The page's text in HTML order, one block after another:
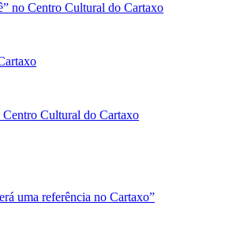
no Centro Cultural do Cartaxo
Cultural do Cartaxo
uma referência no Cartaxo”